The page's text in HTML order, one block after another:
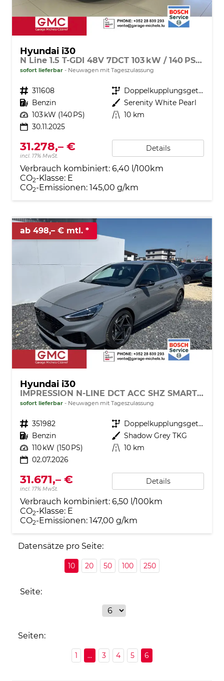
Hyundai i30
N Line 1.5 T-GDI 48V 7DCT 103 kW / 140 PS Adaptiver Tempomat, Toter-Winkel-Assistent, 2-Zonen Klimaautomatik, Lenkradheizung, Sitzheizung, Navigationssystem, Radio DAB, Apple CarPlay, Android Auto, Induktionsladen, 18" Leichtmetallfelgen, uvm.
sofort lieferbar Neuwagen mit Tageszulassung
Fahrzeugnr. 311608 Getriebe
Doppelkupplungsgetriebe (DSG)
Kraftstoff Benzin Außenfarbe Serenity White Pearl
Leistung 103 kW (140 PS) Kilometerstand 10 km
30.11.2025
31.278,– €
incl. 17% MwSt.
Details
Verbrauch kombiniert: 6,40 l/100km
CO2-Klasse: E
CO2-Emissionen: 145,00 g/km
ab 498,– € mtl.
Hyundai i30
IMPRESSION N-LINE DCT ACC SHZ SMART KEY BSD MEMORY
sofort lieferbar Neuwagen mit Tageszulassung
Fahrzeugnr. 351982 Getriebe
Doppelkupplungsgetriebe (DSG)
Kraftstoff Benzin Außenfarbe Shadow Grey TKG
Leistung 110 kW (150 PS) Kilometerstand 10 km
02.07.2026
31.671,– €
incl. 17% MwSt.
Details
Verbrauch kombiniert: 6,50 l/100km
CO2-Klasse: E
CO2-Emissionen: 147,00 g/km
Datensätze pro Seite:
10 20 50 100 250
Seite:
Seiten:
1 ... 3 4 5 6